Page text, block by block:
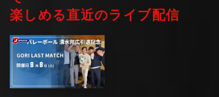
楽しめる直近のライブ配信